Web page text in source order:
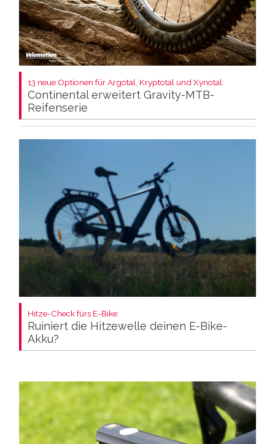
13 neue Optionen für Argotal, Kryptotal und Xynotal:
Continental erweitert Gravity-MTB-
Reifenserie
Hitze-Check fürs E-Bike:
Ruiniert die Hitzewelle deinen E-Bike-
Akku?